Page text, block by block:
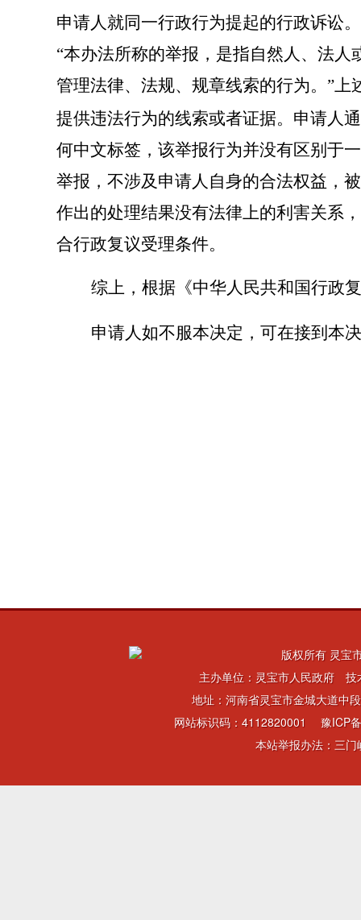
申请人就同一行政行为提起的行政诉讼
“本办法所称的举报，是指自然人、法
管理法律、法规、规章线索的行为。”
提供违法行为的线索或者证据。申请人
何中文标签，该举报行为并没有区别于
举报，不涉及申请人自身的合法权益，
作出的处理结果没有法律上的利害关系
合行政复议受理条件。
综上，根据《中华人民共和国行政
申请人如不服本决定，可在接到本
版权所有 灵宝
主办单位：灵宝市人民政府 技
地址：河南省灵宝市金城大道
网站标识码：4112820001 豫ICP
本站举报办法：三